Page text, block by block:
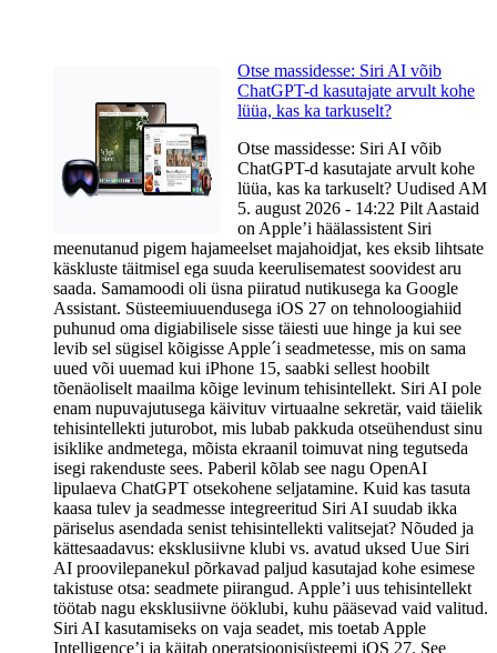
Otse massidesse: Siri AI võib
ChatGPT-d kasutajate arvult kohe
lüüa, kas ka tarkuselt?
Otse massidesse: Siri AI võib
ChatGPT-d kasutajate arvult kohe
lüüa, kas ka tarkuselt? Uudised AM
5. august 2026 - 14:22 Pilt Aastaid
on Apple’i häälassistent Siri
meenutanud pigem hajameelset majahoidjat, kes eksib lihtsate
käskluste täitmisel ega suuda keerulisematest soovidest aru
saada. Samamoodi oli üsna piiratud nutikusega ka Google
Assistant. Süsteemiuuendusega iOS 27 on tehnoloogiahiid
puhunud oma digiabilisele sisse täiesti uue hinge ja kui see
levib sel sügisel kõigisse Apple´i seadmetesse, mis on sama
uued või uuemad kui iPhone 15, saabki sellest hoobilt
tõenäoliselt maailma kõige levinum tehisintellekt. Siri AI pole
enam nupuvajutusega käivituv virtuaalne sekretär, vaid täielik
tehisintellekti juturobot, mis lubab pakkuda otseühendust sinu
isiklike andmetega, mõista ekraanil toimuvat ning tegutseda
isegi rakenduste sees. Paberil kõlab see nagu OpenAI
lipulaeva ChatGPT otsekohene seljatamine. Kuid kas tasuta
kaasa tulev ja seadmesse integreeritud Siri AI suudab ikka
päriselus asendada senist tehisintellekti valitsejat? Nõuded ja
kättesaadavus: eksklusiivne klubi vs. avatud uksed Uue Siri
AI proovilepanekul põrkavad paljud kasutajad kohe esimese
takistuse otsa: seadmete piirangud. Apple’i uus tehisintellekt
töötab nagu eksklusiivne ööklubi, kuhu pääsevad vaid valitud.
Siri AI kasutamiseks on vaja seadet, mis toetab Apple
Intelligence’i ja käitab operatsioonisüsteemi iOS 27. See